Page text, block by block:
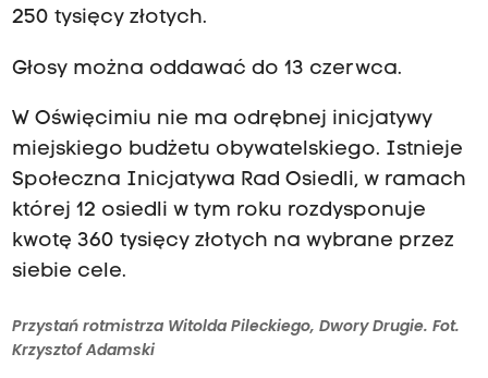
250 tysięcy złotych.
Głosy można oddawać do 13 czerwca.
W Oświęcimiu nie ma odrębnej inicjatywy
miejskiego budżetu obywatelskiego. Istnieje
Społeczna Inicjatywa Rad Osiedli, w ramach
której 12 osiedli w tym roku rozdysponuje
kwotę 360 tysięcy złotych na wybrane przez
siebie cele.
Przystań rotmistrza Witolda Pileckiego, Dwory Drugie. Fot.
Krzysztof Adamski